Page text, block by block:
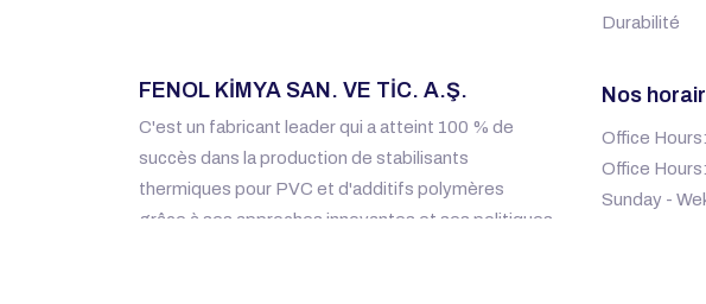
FENOL KİMYA SAN. VE TİC. A.Ş.
C'est un fabricant leader qui a atteint 100 % de
succès dans la production de stabilisants
thermiques pour PVC et d'additifs polymères
grâce à ses approches innovantes et ses politiques
Durabilité
Nos
Office
Office
Sunday -